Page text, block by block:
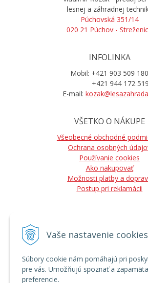
Vaše nastavenie cookies
Súbory cookie nám pomáhajú pri
pre vás. Umožňujú spoznať a
preferencie.
lesnej a záhradnej
Púchovská 351/14
020 21 Púchov -
INFOLINKA
Mobil: +421 903 509 180
+421 944 172 519
E-mail:
VŠETKO O NÁKUPE
Všeobecné obchodné
Ochrana osobných
Používanie cookies
Ako nakupovať
Možnosti platby a
Postup pri reklamácii